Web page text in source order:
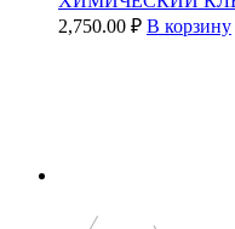
2,750.00 ₽ В корзину